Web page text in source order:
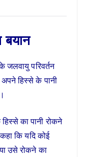
बयान
जलवायु परिवर्तन
हिस्से के पानी
का पानी रोकने
कि यदि कोई
उसे रोकने का